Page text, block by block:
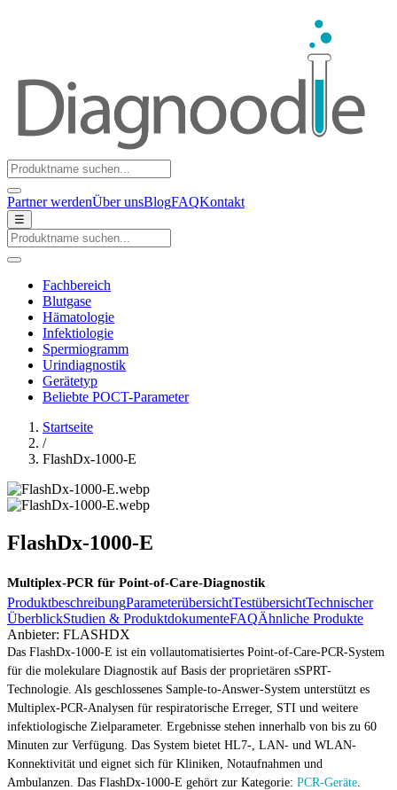
Partner werdenÜber unsBlogFAQKontakt
☰
Fachbereich
Blutgase
Hämatologie
Infektiologie
Spermiogramm
Urindiagnostik
Gerätetyp
Beliebte POCT-Parameter
Startseite
/
FlashDx-1000-E
FlashDx-1000-E
Multiplex-PCR für Point-of-Care-Diagnostik
ProduktbeschreibungParameterübersichtTestübersichtTechnischer
ÜberblickStudien & ProduktdokumenteFAQÄhnliche Produkte
Anbieter: FLASHDX
Das FlashDx-1000-E ist ein vollautomatisiertes Point-of-Care-PCR-System
für die molekulare Diagnostik auf Basis der proprietären sSPRT-
Technologie. Als geschlossenes Sample-to-Answer-System unterstützt es
Multiplex-PCR-Analysen für respiratorische Erreger, STI und weitere
infektiologische Zielparameter. Ergebnisse stehen innerhalb von bis zu 60
Minuten zur Verfügung. Das System bietet HL7-, LAN- und WLAN-
Konnektivität und eignet sich für Kliniken, Notaufnahmen und
Ambulanzen. Das FlashDx-1000-E gehört zur Kategorie: PCR-Geräte